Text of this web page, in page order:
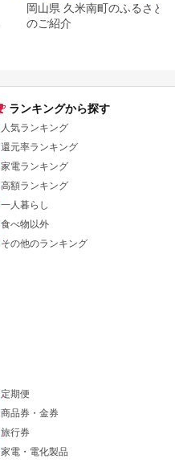
岡山県 久米南町のふるさと
のご紹介
ランキングから探す
人気ランキング
還元率ランキング
家電ランキング
高額ランキング
一人暮らし
食べ物以外
その他のランキング
定期便
商品券・金券
旅行券
家電・電化製品